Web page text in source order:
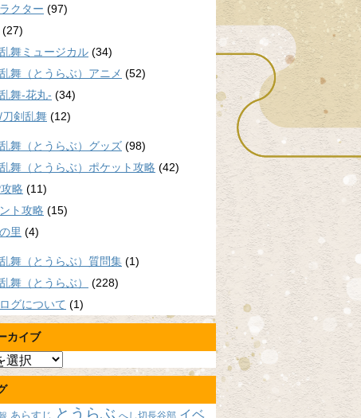
クター (97)
(27)
舞ミュージカル (34)
舞（とうらぶ）アニメ (52)
舞-花丸- (34)
剣乱舞 (12)
舞（とうらぶ）グッズ (98)
舞（とうらぶ）ポケット攻略 (42)
略 (11)
ト攻略 (15)
里 (4)
舞（とうらぶ）質問集 (1)
舞（とうらぶ）
(228)
グについて (1)
カイブ
あらすじ とうらぶ へし切長谷部 イベ